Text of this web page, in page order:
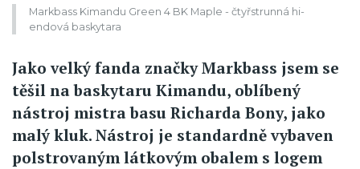
Markbass Kimandu Green 4 BK Maple - čtyřstrunná hi-
endová baskytara
Jako velký fanda značky Markbass jsem se
těšil na baskytaru Kimandu, oblíbený
nástroj mistra basu Richarda Bony, jako
malý kluk. Nástroj je standardně vybaven
polstrovaným látkovým obalem s logem